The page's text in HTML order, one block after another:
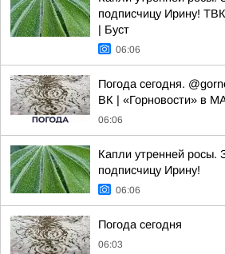
подписчицу Ирину!
| Буст
06:06
Погода сегодня.
ВК | «Горновости» в
06:06
Капли утренней росы.
подписчицу Ирину!
06:06
Погода сегодня
06:03